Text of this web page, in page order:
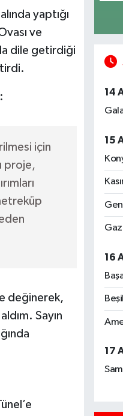
yaptığı
ve
dile getirdiği
için
proje,
değinerek,
Sayın
14
15
16
17